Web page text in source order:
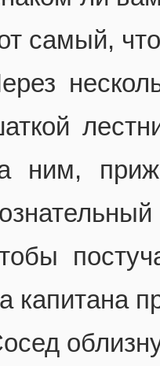
самый,
ним,
капитана